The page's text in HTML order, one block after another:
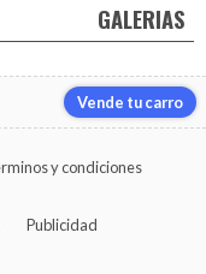
GALERIAS
Vende tu carro
y condiciones
Publicidad